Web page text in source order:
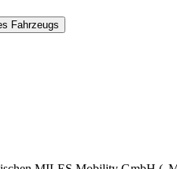
Fahrzeugs